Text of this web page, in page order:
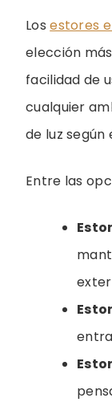
Losestores
elección
facilidad de
cualquier
de luz según
Entre las